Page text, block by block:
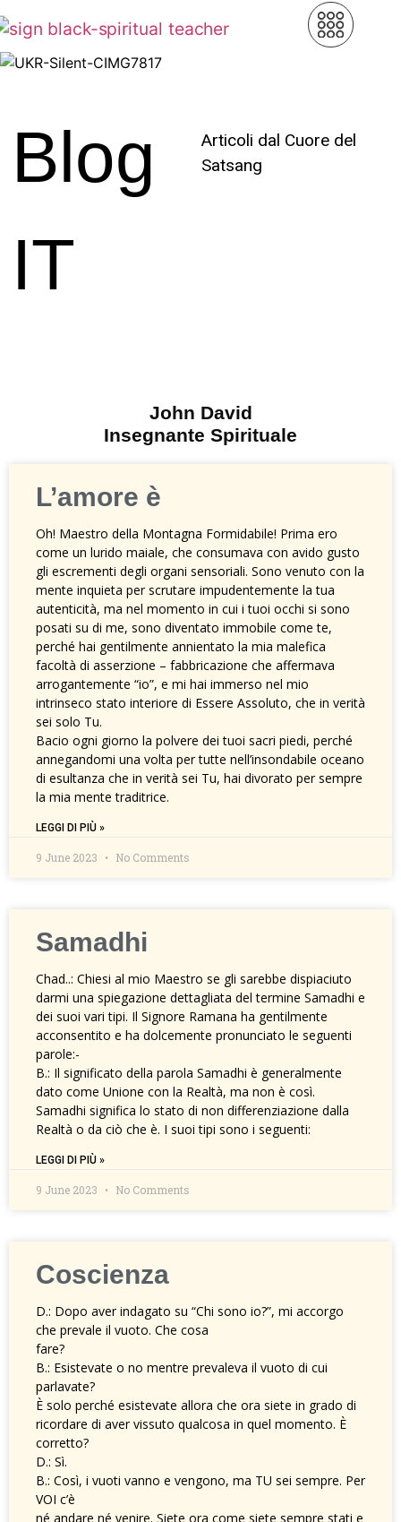
Blog
IT
Articoli dal Cuore del
Satsang
John David
Insegnante Spirituale
L’amore è
Oh! Maestro della Montagna Formidabile! Prima ero
come un lurido maiale, che consumava con avido gusto
gli escrementi degli organi sensoriali. Sono venuto con la
mente inquieta per scrutare impudentemente la tua
autenticità, ma nel momento in cui i tuoi occhi si sono
posati su di me, sono diventato immobile come te,
perché hai gentilmente annientato la mia malefica
facoltà di asserzione – fabbricazione che affermava
arrogantemente “io”, e mi hai immerso nel mio
intrinseco stato interiore di Essere Assoluto, che in verità
sei solo Tu.
Bacio ogni giorno la polvere dei tuoi sacri piedi, perché
annegandomi una volta per tutte nell’insondabile oceano
di esultanza che in verità sei Tu, hai divorato per sempre
la mia mente traditrice.
LEGGI DI PIÙ »
9 June 2023 No Comments
Samadhi
Chad..: Chiesi al mio Maestro se gli sarebbe dispiaciuto
darmi una spiegazione dettagliata del termine Samadhi e
dei suoi vari tipi. Il Signore Ramana ha gentilmente
acconsentito e ha dolcemente pronunciato le seguenti
parole:-
B.: Il significato della parola Samadhi è generalmente
dato come Unione con la Realtà, ma non è così.
Samadhi significa lo stato di non differenziazione dalla
Realtà o da ciò che è. I suoi tipi sono i seguenti:
LEGGI DI PIÙ »
9 June 2023 No Comments
Coscienza
D.: Dopo aver indagato su “Chi sono io?”, mi accorgo
che prevale il vuoto. Che cosa
fare?
B.: Esistevate o no mentre prevaleva il vuoto di cui
parlavate?
È solo perché esistevate allora che ora siete in grado di
ricordare di aver vissuto qualcosa in quel momento. È
corretto?
D.: Sì.
B.: Così, i vuoti vanno e vengono, ma TU sei sempre. Per
VOI c’è
né andare né venire. Siete ora come siete sempre stati e